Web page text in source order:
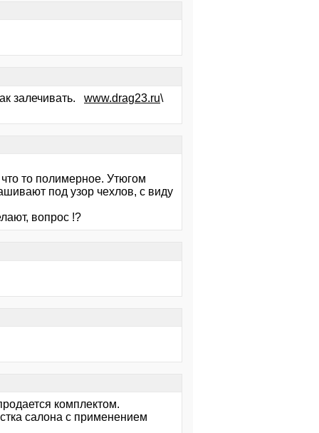
залечивать. www.drag23.ru\
то полимерное. Утюгом
под узор чехлов, с виду
вопрос !?
комплектом.
салона с применением